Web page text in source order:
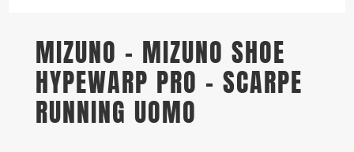
MIZUNO – MIZUNO SHOE
HYPEWARP PRO – SCARPE
RUNNING UOMO